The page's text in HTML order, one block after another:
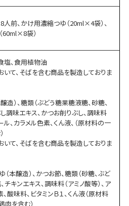
前、かけ用濃縮つゆ（20ml×4袋）、
60ml×8袋）
塩、食用植物油
て、そばを含む商品を製造しておりま
造）、糖類（ぶどう糖果糖液糖、砂糖、
調味エキス、かつお削りぶし、調味料
ル、カラメル色素、くん液、（原材料の一
て、そばを含む商品を製造しておりま
（本醸造）、かつお節、糖類（砂糖、ぶど
チキンエキス、調味料（アミノ酸等）、ア
酸味料、ビタミンＢ１、くん液（原材料
肉を含む）